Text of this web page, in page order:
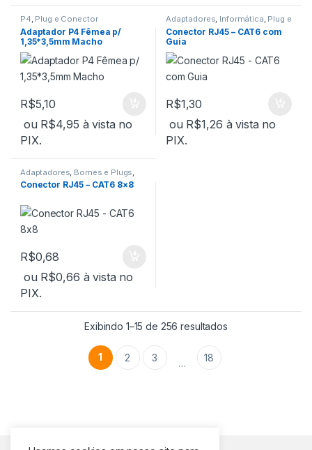
P4, Plug e Conector
Adaptador P4 Fêmea p/
1,35*3,5mm Macho
R$5,10
ou R$4,95 à vista no
PIX.
Adaptadores, Informática, Plug e
Conector
Conector RJ45 – CAT6 com
Guia
R$1,30
ou R$1,26 à vista no
PIX.
Adaptadores Bornes e Plugs
Informática, Plug e Conector
Conector RJ45 – CAT6 8×8
R$0,68
ou R$0,66 à vista no
PIX.
Exibindo 1–15 de 256 resultados
1 2 3 … 18